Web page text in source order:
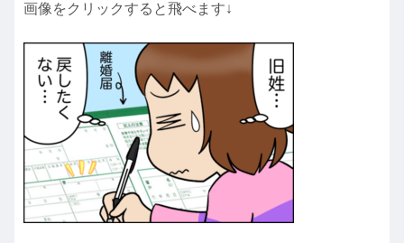
画像をクリックすると飛べます↓